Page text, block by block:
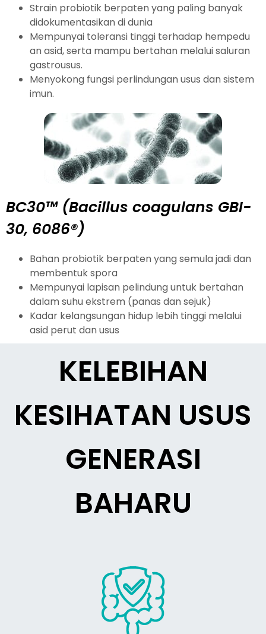
Strain probiotik berpaten yang paling banyak
didokumentasikan di dunia
Mempunyai toleransi tinggi terhadap hempedu
an asid, serta mampu bertahan melalui saluran
gastrousus.
Menyokong fungsi perlindungan usus dan sistem
imun.
BC30™ (Bacillus coagulans GBI-
30, 6086®)
Bahan probiotik berpaten yang semula jadi dan
membentuk spora
Mempunyai lapisan pelindung untuk bertahan
dalam suhu ekstrem (panas dan sejuk)
Kadar kelangsungan hidup lebih tinggi melalui
asid perut dan usus
KELEBIHAN
KESIHATAN USUS
GENERASI
BAHARU